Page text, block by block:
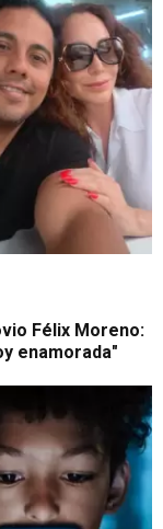
Félix Moreno:
enamorada"